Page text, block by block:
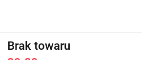
Brak towaru